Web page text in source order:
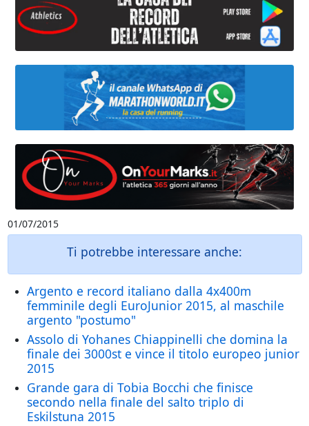
01/07/2015
Ti potrebbe interessare anche:
Argento e record italiano dalla 4x400m
femminile degli EuroJunior 2015, al maschile
argento "postumo"
Assolo di Yohanes Chiappinelli che domina la
finale dei 3000st e vince il titolo europeo junior
2015
Grande gara di Tobia Bocchi che finisce
secondo nella finale del salto triplo di
Eskilstuna 2015